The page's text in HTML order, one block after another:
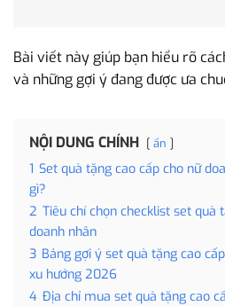
Bài viết này giúp bạn hiểu rõ
và những gợi ý đang được ưa
NỘI DUNG CHÍNH ẩn
1 Set quà tặng cao cấp cho nữ
gì?
2 Tiêu chí chọn checklist set quà
doanh nhân
3 Bảng gợi ý set quà tặng cao
xu hướng 2026
4 Địa chỉ mua set quà tặng cao